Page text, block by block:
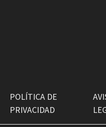
POLÍTICA DE
PRIVACIDAD